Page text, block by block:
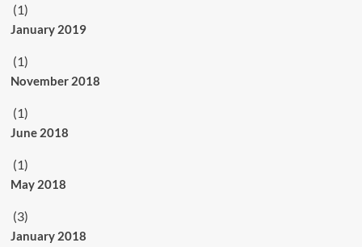
(1)
January 2019
(1)
November 2018
(1)
June 2018
(1)
May 2018
(3)
January 2018